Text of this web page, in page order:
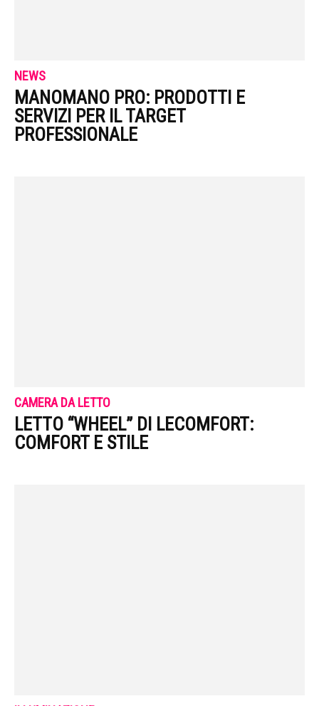
NEWS
MANOMANO PRO: PRODOTTI E
SERVIZI PER IL TARGET
PROFESSIONALE
CAMERA DA LETTO
LETTO “WHEEL” DI LECOMFORT:
COMFORT E STILE